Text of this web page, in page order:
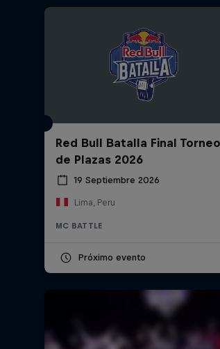
Red Bull Batalla Final Torneo
de Plazas 2026
19 Septiembre 2026
Lima, Peru
MC BATTLE
Próximo evento